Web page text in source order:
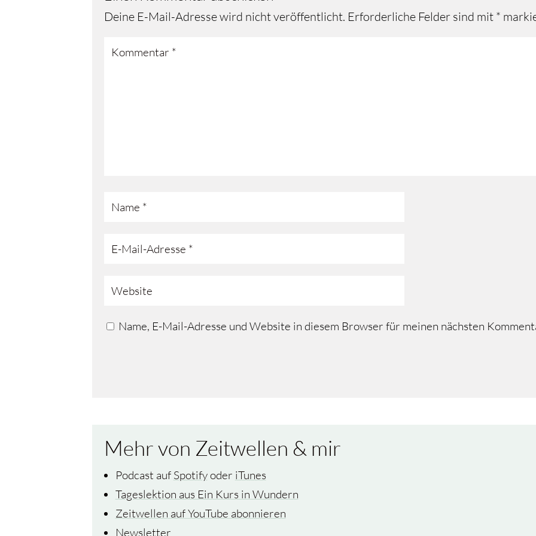
Deine E-Mail-Adresse wird nicht veröffentlicht. Erforderliche Felder sind mit *
Name, E-Mail-Adresse und Website in diesem Browser für meinen nächsten
Mehr von Zeitwellen & mir
Podcast auf Spotifyoder iTunes
Tageslektion aus Ein Kurs in Wundern
Zeitwellen auf YouTube abonnieren
Newsletter